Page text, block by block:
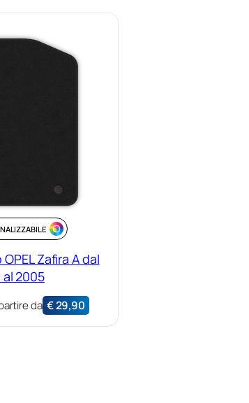
Zafira A dal
al 2005
da €29,90